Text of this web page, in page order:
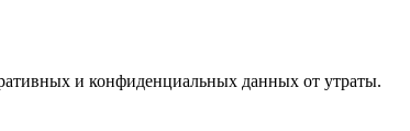
и конфиденциальных данных от утраты.